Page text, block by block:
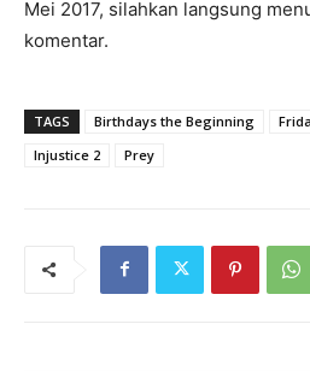
Mei 2017, silahkan langsung
komentar.
TAGS Birthdays the Beginning
Injustice 2
Prey